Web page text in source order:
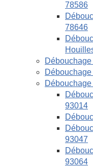
78586
78646
93014
93047
93064